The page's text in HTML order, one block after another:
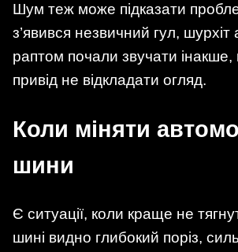
Шум теж може підказати
з’явився незвичний гул,
раптом почали звучати інакше,
привід не відкладати огляд.
Коли міняти
шини
Є ситуації, коли краще не
шині видно глибокий поріз,